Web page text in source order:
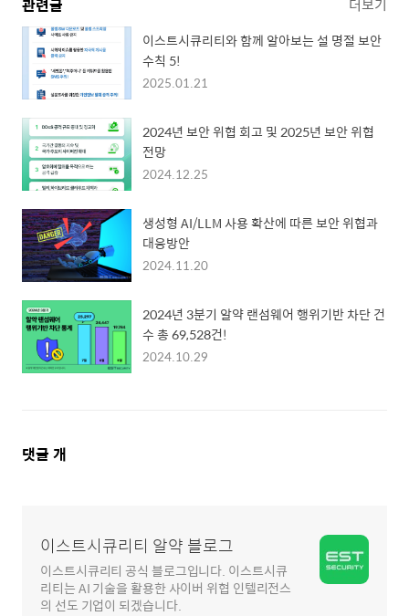
관련글
이스트시큐리티와 함께 알아보는 설 명절 보안
수칙 5!
2025.01.21
2024년 보안 위협 회고 및 2025년 보안 위협
전망
2024.12.25
생성형 AI/LLM 사용 확산에 따른 보안 위협과
대응방안
2024.11.20
2024년 3분기 알약 랜섬웨어 행위기반 차단 건
수 총 69,528건!
2024.10.29
댓
댓글 개
이스트시큐리티 알약 블로그
이스트시큐리티 공식 블로그입니다. 이스트시큐
리티는 AI 기술을 활용한 사이버 위협 인텔리전스
의 선도 기업이 되겠습니다.